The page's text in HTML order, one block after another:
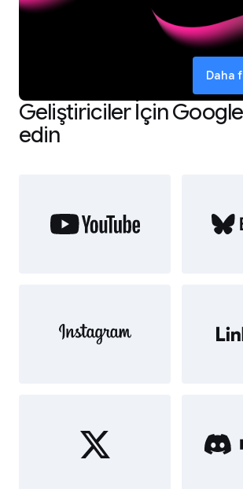
Daha
Geliştiriciler İçin
edin